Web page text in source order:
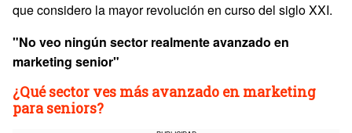
que considero la mayor revolución en curso del siglo XXI.
"No veo ningún sector realmente avanzado en
marketing senior"
¿Qué sector ves más avanzado en marketing
para seniors?